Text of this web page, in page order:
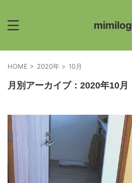
mimilog
HOME > 2020年 > 10月
月別アーカイブ：2020年10月